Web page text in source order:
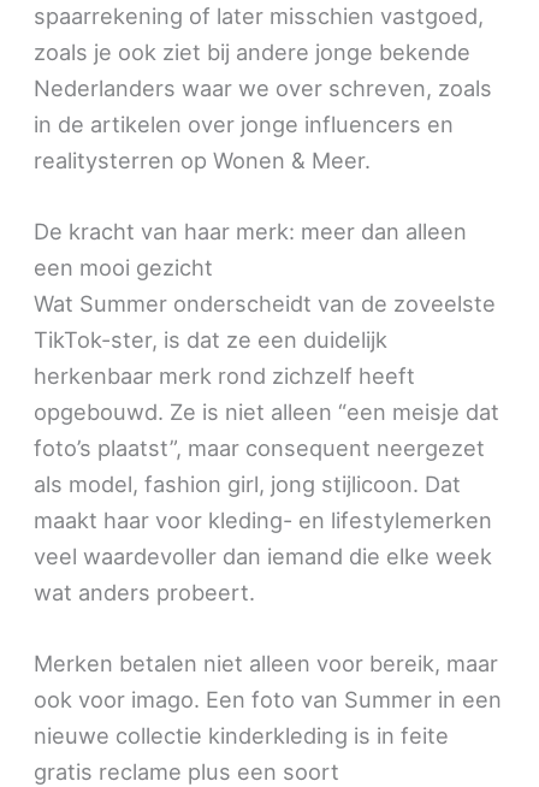
spaarrekening of later misschien vastgoed,
zoals je ook ziet bij andere jonge bekende
Nederlanders waar we over schreven, zoals
in de artikelen over jonge influencers en
realitysterren op Wonen & Meer.
De kracht van haar merk: meer dan alleen
een mooi gezicht
Wat Summer onderscheidt van de zoveelste
TikTok-ster, is dat ze een duidelijk
herkenbaar merk rond zichzelf heeft
opgebouwd. Ze is niet alleen “een meisje dat
foto’s plaatst”, maar consequent neergezet
als model, fashion girl, jong stijlicoon. Dat
maakt haar voor kleding- en lifestylemerken
veel waardevoller dan iemand die elke week
wat anders probeert.
Merken betalen niet alleen voor bereik, maar
ook voor imago. Een foto van Summer in een
nieuwe collectie kinderkleding is in feite
gratis reclame plus een soort